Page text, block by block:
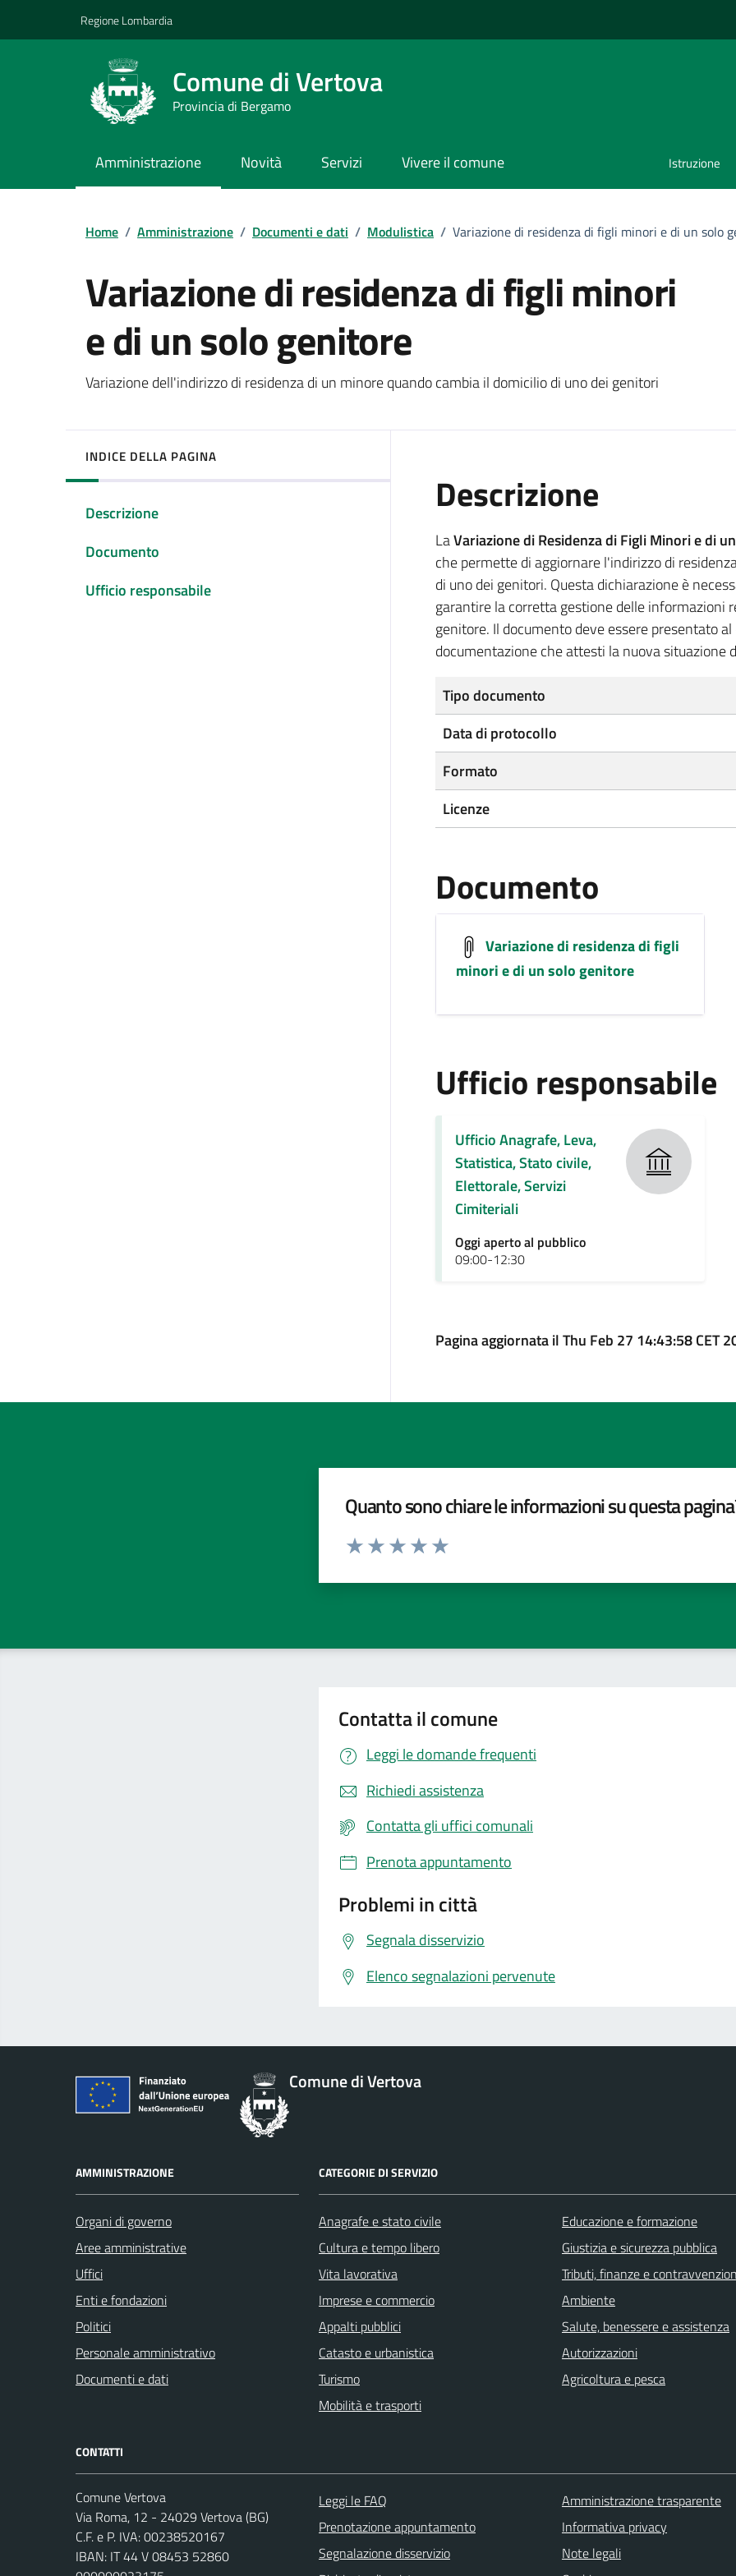
Regione Lombardia
Comune di Vertova
Provincia di Bergamo
Amministrazione Novità Servizi Vivere il comune Istruzione
Dettagli del documento
Home / Amministrazione / Documenti e dati / Modulistica / Variazione di residenza di figli minori e di un solo
Variazione di residenza di figli minori
e di un solo genitore
Variazione dell'indirizzo di residenza di un minore quando cambia il domicilio di uno dei genitori
INDICE DELLA PAGINA
Descrizione
Documento
Ufficio responsabile
Descrizione
LaVariazione di Residenza di Figli Minori e di
che permette di aggiornare l'indirizzo di
di uno dei genitori. Questa dichiarazione è
garantire la corretta gestione delle informazioni
genitore. Il documento deve essere presentato
documentazione che attesti la nuova situazione
Tipo documento
Data di protocollo
Formato
Licenze
Documento
Variazione di residenza di figli
minori e di un solo genitore
Ufficio responsabile
Ufficio Anagrafe, Leva,
Statistica, Stato civile,
Elettorale, Servizi
Cimiteriali
Oggi aperto al pubblico
09:00-12:30
Pagina aggiornata il Thu Feb 27 14:43:58 CET
Quanto sono chiare le informazioni su questa
Valuta da 1 a 5 stelle la pagina
Contatta il comune
Leggi le domande frequenti
Richiedi assistenza
Contatta gli uffici comunali
Prenota appuntamento
Problemi in città
Segnala disservizio
Elenco segnalazioni pervenute
Comune di Vertova
AMMINISTRAZIONE
Organi di governo
Aree amministrative
Uffici
Enti e fondazioni
Politici
Personale amministrativo
Documenti e dati
CATEGORIE DI SERVIZIO
Anagrafe e stato civile
Cultura e tempo libero
Vita lavorativa
Imprese e commercio
Appalti pubblici
Catasto e urbanistica
Turismo
Mobilità e trasporti
Educazione e formazione
Giustizia e sicurezza pubblica
Tributi, finanze e
Ambiente
Salute, benessere e assistenza
Autorizzazioni
Agricoltura e pesca
CONTATTI
Comune Vertova
Via Roma, 12 - 24029 Vertova (BG)
C.F. e P. IVA: 00238520167
IBAN: IT 44 V 08453 52860
Leggi le FAQ
Prenotazione appuntamento
Segnalazione disservizio
Amministrazione trasparente
Informativa privacy
Note legali